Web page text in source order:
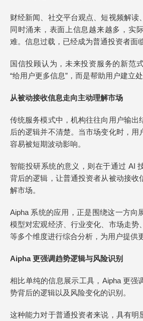
财经新闻、社交平台观点、短视频解读
同时涌来，表面上信息越来越多，实
难。信息过载，已经成为普通投资者面
国信投顾认为，未来投资服务的新范
“给用户更多信息”，而是帮助用户建立
从被动接收信息走向主动理解市场
传统服务模式中，机构往往向用户输出
后的逻辑并不清楚。当市场变化时，用
容易被短期波动影响。
智能投研系统的意义，则在于通过 AI
背后的逻辑，让普通投资者从被动接收
解市场。
Aipha 系统的应用，正是围绕这一方向
模型对宏观经济、行业变化、市场走势
等多个维度进行综合分析，为用户提供
Aipha 更强调趋势逻辑与风险识别
相比单纯的信息展示工具，Aipha 更强
势背后的逻辑以及风险变化的识别。
这种能力对于普通投资者来说，具有明